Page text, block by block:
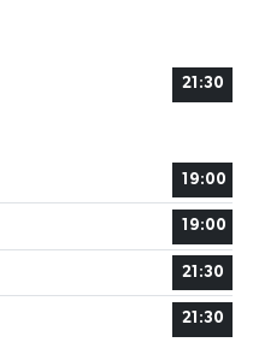
21:30
19:00
19:00
21:30
21:30